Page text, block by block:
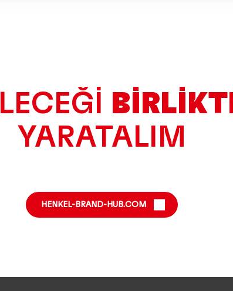
YARATALIM
HENKEL-BRAND-HUB.COM